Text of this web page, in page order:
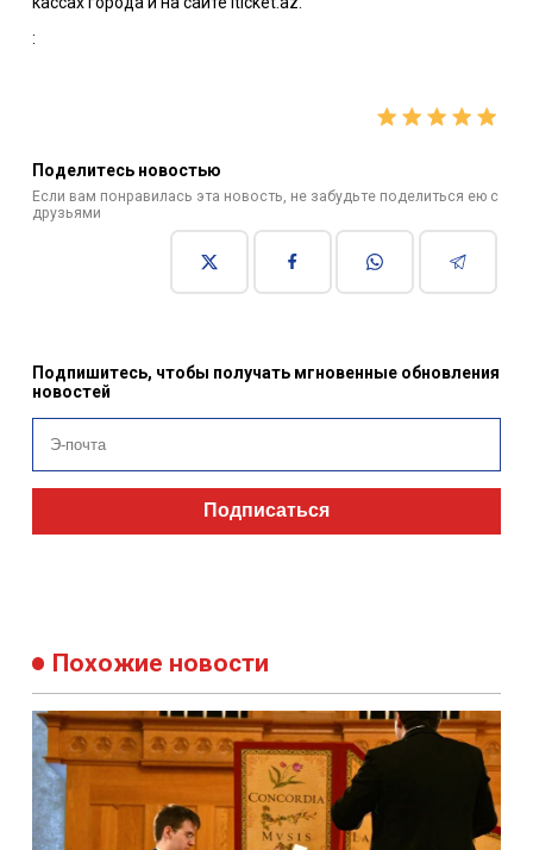
:
Поделитесь новостью
Если вам понравилась эта новость, не забудьте поделиться ею с
друзьями
Подпишитесь, чтобы получать мгновенные обновления
новостей
Подписаться
Похожие новости